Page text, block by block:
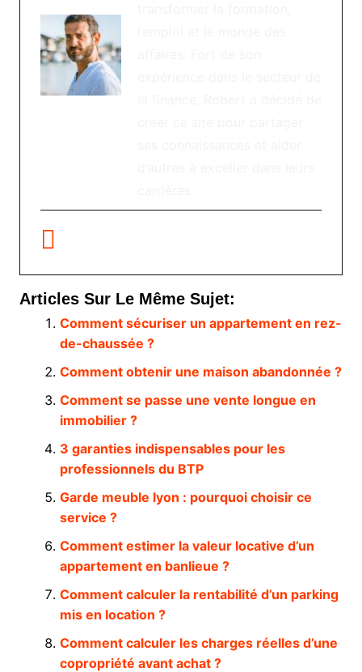
Articles Sur Le Même Sujet:
Comment sécuriser un appartement en rez-
de-chaussée ?
Comment obtenir une maison abandonnée ?
Comment se passe une vente longue en
immobilier ?
3 garanties indispensables pour les
professionnels du BTP
Garde meuble lyon : pourquoi choisir ce
service ?
Comment estimer la valeur locative d’un
appartement en banlieue ?
Comment calculer la rentabilité d’un parking
mis en location ?
Comment calculer les charges réelles d’une
copropriété avant achat ?